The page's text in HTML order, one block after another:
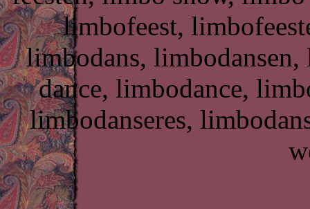
limbofeest,
limbodans,
dance, limbodance,
limbodanseres,